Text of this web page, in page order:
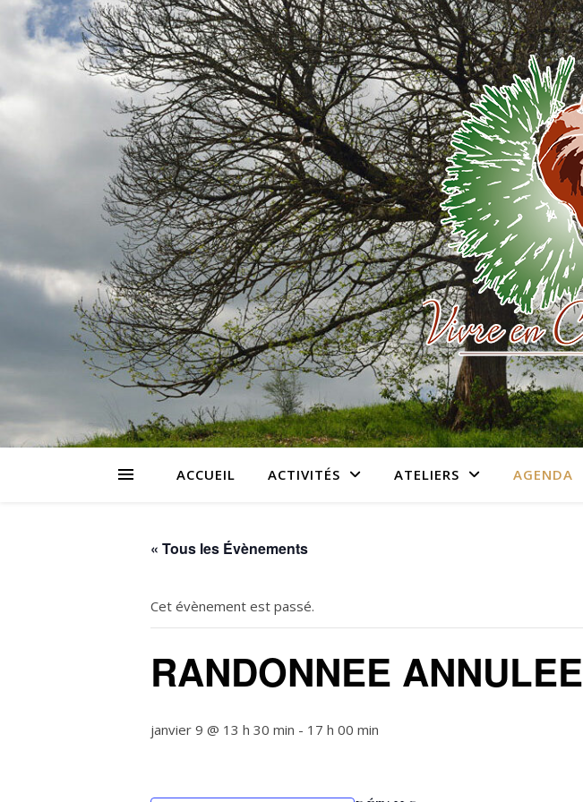
ACCUEIL ACTIVITÉS ATELIERS AGENDA
« Tous les Évènements
Cet évènement est passé.
RANDONNEE ANNULEE
janvier 9 @ 13 h 30 min - 17 h 00 min